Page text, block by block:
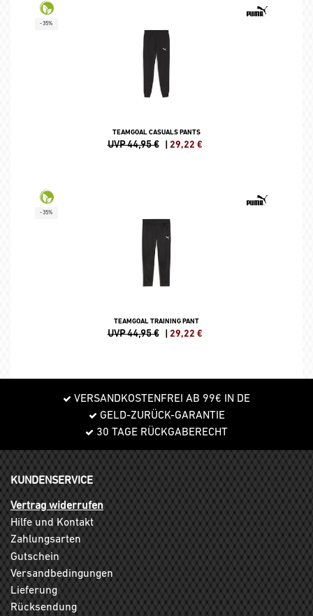
-35%
TEAMGOAL CASUALS PANTS
UVP 44,95 € | 29,22 €
-35%
TEAMGOAL TRAINING PANT
UVP 44,95 € | 29,22 €
VERSANDKOSTENFREI AB 99€ IN DE
GELD-ZURÜCK-GARANTIE
30 TAGE RÜCKGABERECHT
KUNDENSERVICE
Vertrag widerrufen
Hilfe und Kontakt
Zahlungsarten
Gutschein
Versandbedingungen
Lieferung
Rücksendung